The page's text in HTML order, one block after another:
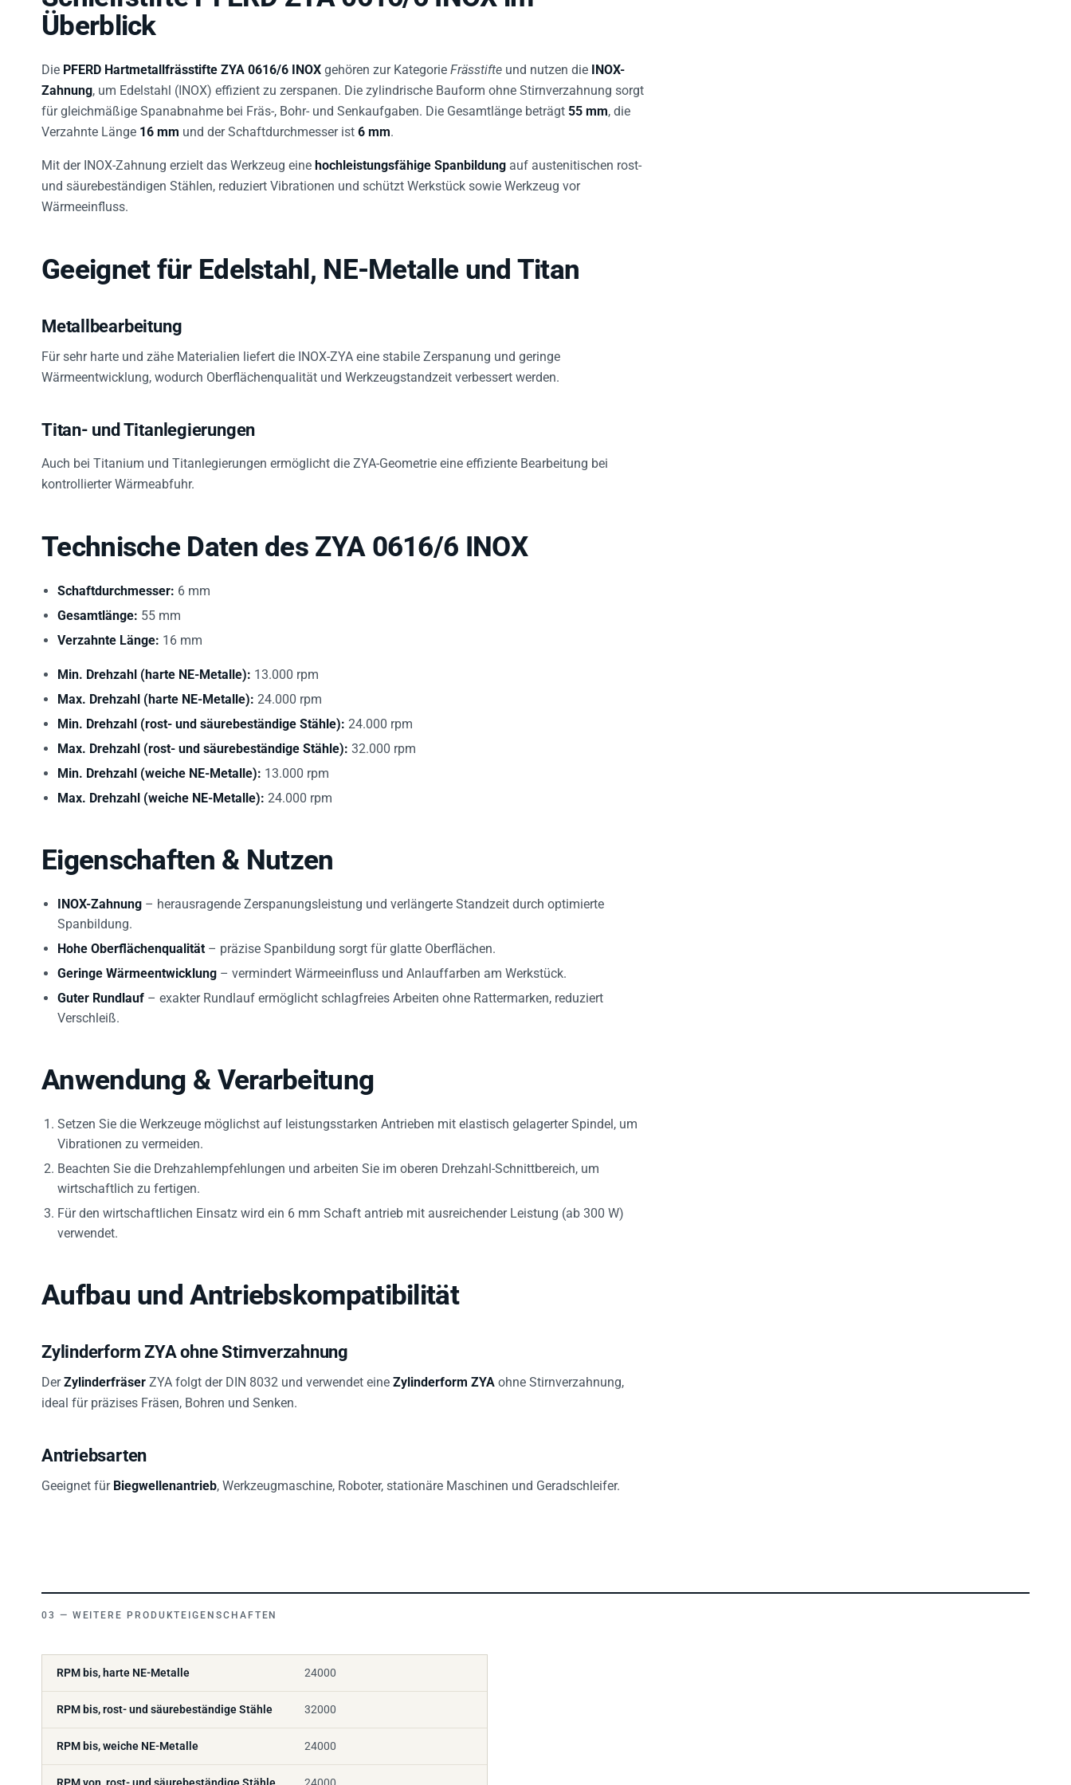
Überblick
Die PFERD Hartmetallfrässtifte ZYA 0616/6 INOX gehören zur Kategorie Frässtifte und nutzen die INOX-
Zahnung , um Edelstahl (INOX) effizient zu zerspanen. Die zylindrische Bauform ohne Stirnverzahnung sorgt
für gleichmäßige Spanabnahme bei Fräs-, Bohr- und Senkaufgaben. Die Gesamtlänge beträgt 55 mm , die
Verzahnte Länge 16 mm und der Schaftdurchmesser ist 6 mm
Mit der INOX-Zahnung erzielt das Werkzeug eine hochleistungsfähige Spanbildung auf austenitischen rost-
und säurebeständigen Stählen, reduziert Vibrationen und schützt Werkstück sowie Werkzeug vor
Wärmeeinfluss.
Geeignet für Edelstahl, NE-Metalle und Titan
Metallbearbeitung
Für sehr harte und zähe Materialien liefert die INOX-ZYA eine stabile Zerspanung und geringe
Wärmeentwicklung, wodurch Oberflächenqualität und Werkzeugstandzeit verbessert werden.
Titan- und Titanlegierungen
Auch bei Titanium und Titanlegierungen ermöglicht die ZYA-Geometrie eine effiziente Bearbeitung bei
kontrollierter Wärmeabfuhr.
Technische Daten des ZYA 0616/6 INOX
Schaftdurchmesser: 6 mm
Gesamtlänge: 55 mm
Verzahnte Länge: 16 mm
Min. Drehzahl (harte NE-Metalle): 13.000 rpm
Max. Drehzahl (harte NE-Metalle): 24.000 rpm
Min. Drehzahl (rost- und säurebeständige Stähle): 24.000 rpm
Max. Drehzahl (rost- und säurebeständige Stähle): 32.000 rpm
Min. Drehzahl (weiche NE-Metalle): 13.000 rpm
Max. Drehzahl (weiche NE-Metalle): 24.000 rpm
Eigenschaften & Nutzen
INOX-Zahnung – herausragende Zerspanungsleistung und verlängerte Standzeit durch optimierte
Spanbildung.
Hohe Oberflächenqualität – präzise Spanbildung sorgt für glatte Oberflächen.
Geringe Wärmeentwicklung – vermindert Wärmeeinfluss und Anlauffarben am Werkstück.
Guter Rundlauf – exakter Rundlauf ermöglicht schlagfreies Arbeiten ohne Rattermarken, reduziert
Verschleiß.
Anwendung & Verarbeitung
Setzen Sie die Werkzeuge möglichst auf leistungsstarken Antrieben mit elastisch gelagerter Spindel, um
Vibrationen zu vermeiden.
Beachten Sie die Drehzahlempfehlungen und arbeiten Sie im oberen Drehzahl-Schnittbereich, um
wirtschaftlich zu fertigen.
Für den wirtschaftlichen Einsatz wird ein 6 mm Schaft antrieb mit ausreichender Leistung (ab 300 W)
verwendet.
Aufbau und Antriebskompatibilität
Zylinderform ZYA ohne Stirnverzahnung
DerZylinderfräser ZYA folgt der DIN 8032 und verwendet eine Zylinderform ZYA ohne Stirnverzahnung,
ideal für präzises Fräsen, Bohren und Senken.
Antriebsarten
Geeignet für Biegwellenantrieb , Werkzeugmaschine, Roboter, stationäre Maschinen und Geradschleifer.
WEITERE PRODUKTEIGENSCHAFTEN
RPM bis, harte NE-Metalle 24000
RPM bis, rost- und säurebeständige Stähle 32000
RPM bis, weiche NE-Metalle 24000
RPM von, rost- und säurebeständige Stähle 24000